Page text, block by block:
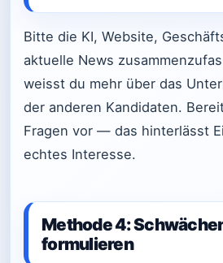
Bitte die KI, Website,
aktuelle News
weisst du mehr über das
der anderen Kandidaten.
Fragen vor — das hinterlässt
echtes Interesse.
Methode 4:
formulieren